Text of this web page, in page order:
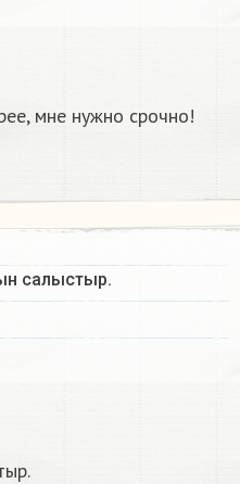
мне нужно срочно!
салыстыр.